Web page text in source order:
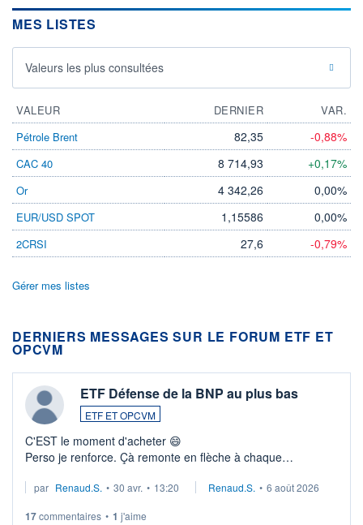
MES LISTES
Valeurs les plus consultées
VALEUR DERNIER
VAR.
Pétrole Brent
82,35 -0,88%
CAC 40 8 714,93 +0,17%
Or 4 342,26 0,00%
EUR/USD SPOT 1,15586 0,00%
2CRSI 27,6 -0,79%
Gérer mes listes
DERNIERS MESSAGES SUR LE FORUM ETF ET
OPCVM
ETF Défense de la BNP au plus bas
ETF ET OPCVM
C'EST le moment d'acheter 😄​
Perso je renforce. Çà remonte en flèche à chaque
Investissement long terme tip top pour sa retraite.
par Renaud.S. • 30 avr. • 13:20 Renaud.S. • 6 août 2026
17commentaires • 1 j'aime